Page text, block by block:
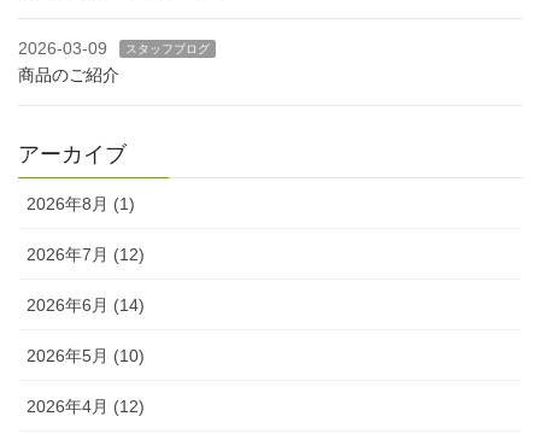
2026-03-09 スタッフブログ
商品のご紹介
アーカイブ
2026年8月 (1)
2026年7月 (12)
2026年6月 (14)
2026年5月 (10)
2026年4月 (12)